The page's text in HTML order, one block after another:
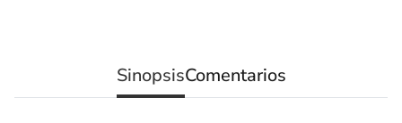
SinopsisComentarios